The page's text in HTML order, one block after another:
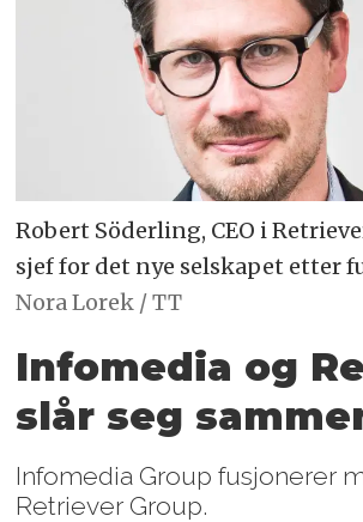
Robert Söderling, CEO i
sjef for det nye selskapet etter
Nora Lorek / TT
Infomedia og
slår seg
Infomedia Group fusjonerer
Retriever Group.